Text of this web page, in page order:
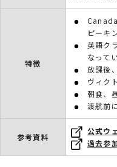
特徴
ピーキ
英語ク
なって
放課後
ヴィク
朝食、
渡航前
参考資料
公式ウ
過去参